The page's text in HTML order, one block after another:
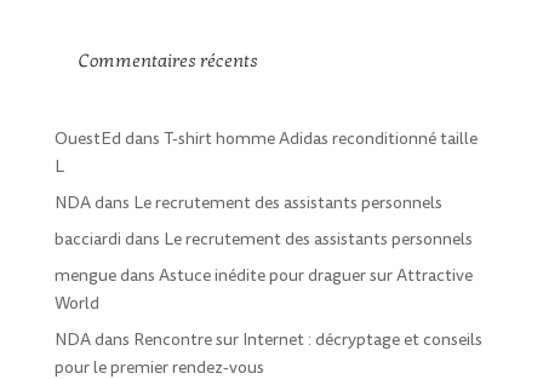
Commentaires récents
OuestEd dans T-shirt homme Adidas reconditionné taille
L
NDAdans Le recrutement des assistants personnels
bacciardi dans Le recrutement des assistants personnels
menguedans Astuce inédite pour draguer sur Attractive
World
NDAdans Rencontre sur Internet : décryptage et conseils
pour le premier rendez-vous